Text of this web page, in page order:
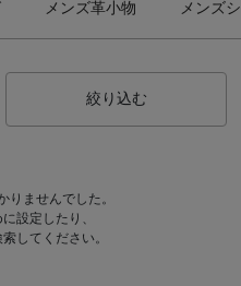
メンズ革小物 メンズ
絞り込む
りませんでした。
設定したり、
してください。